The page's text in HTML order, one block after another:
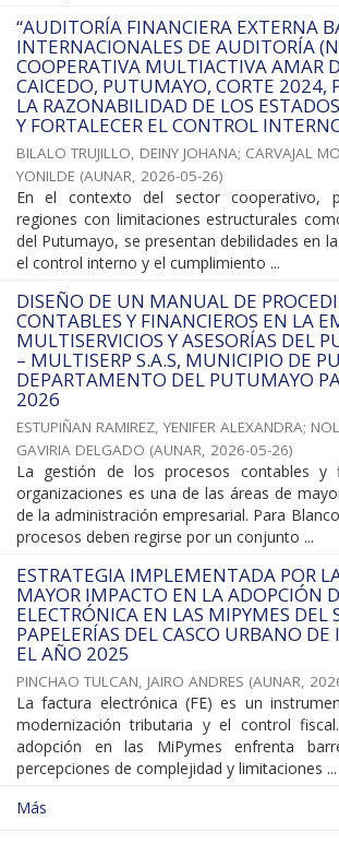
“AUDITORÍA FINANCIERA EXTERNA
INTERNACIONALES DE AUDITORÍA
COOPERATIVA MULTIACTIVA AMAR
CAICEDO, PUTUMAYO, CORTE 2024,
LA RAZONABILIDAD DE LOS
Y FORTALECER EL CONTROL
BILALO TRUJILLO, DEINY JOHANA; CARVAJAL
YONILDE (AUNAR, 2026-05-26)
En el contexto del sector cooperativo,
regiones con limitaciones estructurales
del Putumayo, se presentan debilidades en
el control interno y el cumplimiento ...
DISEÑO DE UN MANUAL DE
CONTABLES Y FINANCIEROS EN LA
MULTISERVICIOS Y ASESORÍAS DEL
– MULTISERP S.A.S, MUNICIPIO DE
DEPARTAMENTO DEL PUTUMAYO
2026
ESTUPIÑAN RAMIREZ, YENIFER ALEXANDRA;
GAVIRIA DELGADO (AUNAR, 2026-05-26)
La gestión de los procesos contables y
organizaciones es una de las áreas de
de la administración empresarial. Para
procesos deben regirse por un conjunto ...
ESTRATEGIA IMPLEMENTADA POR
MAYOR IMPACTO EN LA ADOPCIÓN
ELECTRÓNICA EN LAS MIPYMES DEL
PAPELERÍAS DEL CASCO URBANO DE
EL AÑO 2025
PINCHAO TULCAN, JAIRO ANDRES (AUNAR,
La factura electrónica (FE) es un
modernización tributaria y el control
adopción en las MiPymes enfrenta
percepciones de complejidad y limitaciones ...
Más